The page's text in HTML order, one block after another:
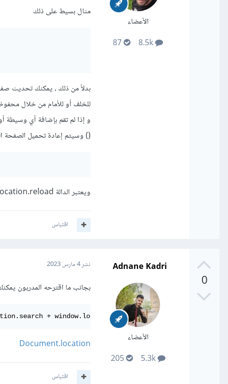
الأعضاء
مثال بسيط على ذلك
للخلف أو للأمام من خلال
() وسيتم إعادة تحميل الصفحة
ويعتبر الدالة location.reload تعمل على جميع المتصفحات
اقتباس
0
Adnane Kadri
الأعضاء
5.3k
205
نشر4 مارس 2023
بجانب ما اقترحه المدربون
+ window.location.hash;
Document.location
اقتباس